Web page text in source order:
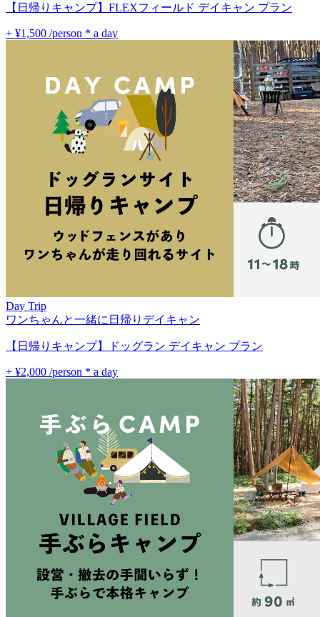
【日帰りキャンプ】FLEXフィールド デイキャン プラン
+ ¥1,500 /person * a day
Day Trip
ワンちゃんと一緒に日帰りデイキャン
【日帰りキャンプ】ドッグラン デイキャン プラン
+ ¥2,000 /person * a day